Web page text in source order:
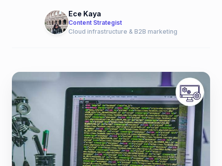
Ece Kaya
Content Strategist
Cloud infrastructure & B2B marketing